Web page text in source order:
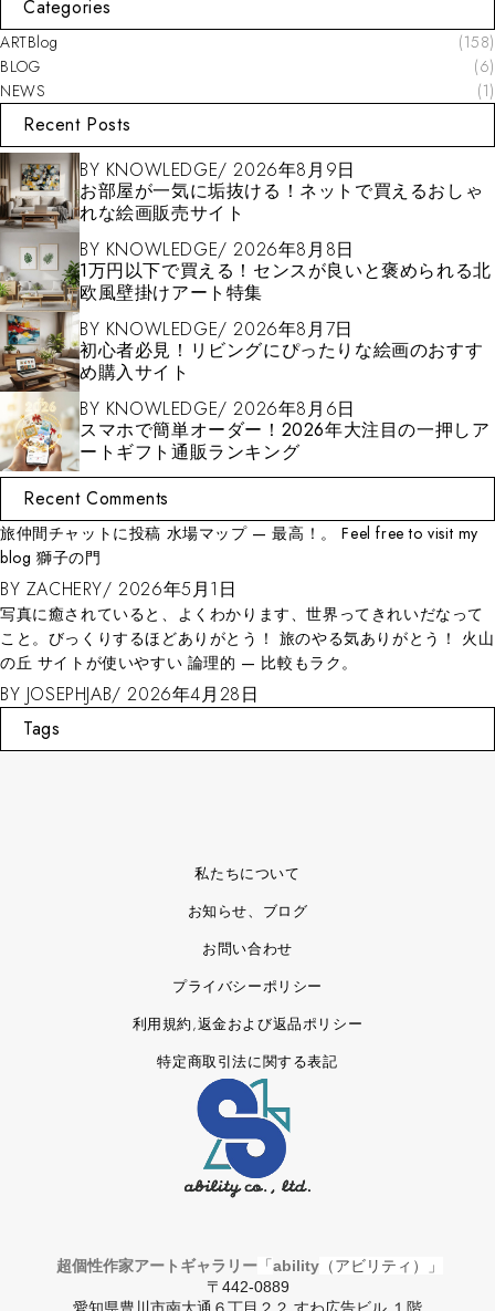
Categories
ARTBlog
(158)
BLOG
(6)
NEWS
(1)
Recent Posts
BY KNOWLEDGE
2026年8月9日
お部屋が一気に垢抜ける！ネットで買えるおしゃ
れな絵画販売サイト
BY KNOWLEDGE
2026年8月8日
1万円以下で買える！センスが良いと褒められる北
欧風壁掛けアート特集
BY KNOWLEDGE
2026年8月7日
初心者必見！リビングにぴったりな絵画のおすす
め購入サイト
BY KNOWLEDGE
2026年8月6日
スマホで簡単オーダー！2026年大注目の一押しア
ートギフト通販ランキング
Recent Comments
旅仲間チャットに投稿 水場マップ — 最高！。 Feel free to visit my
blog 獅子の門
BY ZACHERY 2026年5月1日
写真に癒されていると、よくわかります、世界ってきれいだなって
こと。びっくりするほどありがとう！ 旅のやる気ありがとう！ 火山
の丘 サイトが使いやすい 論理的 — 比較もラク。
BY JOSEPHJAB
2026年4月28日
Tags
超個性作家アートギャラリー 「 ability （アビリティ）」
〒442-0889
私たちについて
お知らせ、ブログ
お問い合わせ
プライバシーポリシー
利用規約,返金および返品ポリシー
特定商取引法に関する表記